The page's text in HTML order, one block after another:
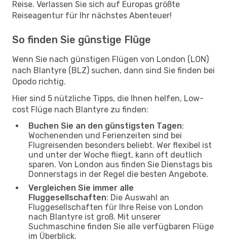
Reise. Verlassen Sie sich auf Europas größte
Reiseagentur für Ihr nächstes Abenteuer!
So finden Sie günstige Flüge
Wenn Sie nach günstigen Flügen von London (LON)
nach Blantyre (BLZ) suchen, dann sind Sie finden bei
Opodo richtig.
Hier sind 5 nützliche Tipps, die Ihnen helfen, Low-
cost Flüge nach Blantyre zu finden:
Buchen Sie an den günstigsten Tagen:
Wochenenden und Ferienzeiten sind bei
Flugreisenden besonders beliebt. Wer flexibel ist
und unter der Woche fliegt, kann oft deutlich
sparen. Von London aus finden Sie Dienstags bis
Donnerstags in der Regel die besten Angebote.
Vergleichen Sie immer alle
Fluggesellschaften: Die Auswahl an
Fluggesellschaften für Ihre Reise von London
nach Blantyre ist groß. Mit unserer
Suchmaschine finden Sie alle verfügbaren Flüge
im Überblick.